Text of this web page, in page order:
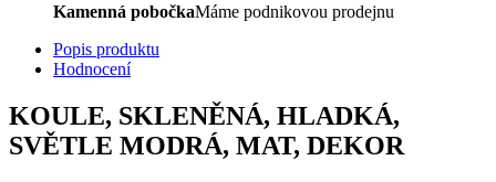
Kamenná pobočkaMáme podnikovou prodejnu
Popis produktu
Hodnocení
KOULE, SKLENĚNÁ, HLADKÁ,
SVĚTLE MODRÁ, MAT, DEKOR